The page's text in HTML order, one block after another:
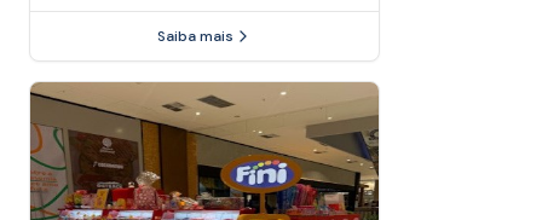
Saiba mais